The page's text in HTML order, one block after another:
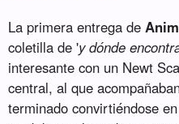
La primera entrega de
coletilla de 'y dónde
interesante con un Newt
central, al que
terminado convirtiéndose